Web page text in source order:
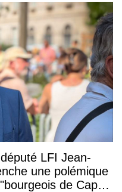
LFI Jean-
une polémique
de Cap-